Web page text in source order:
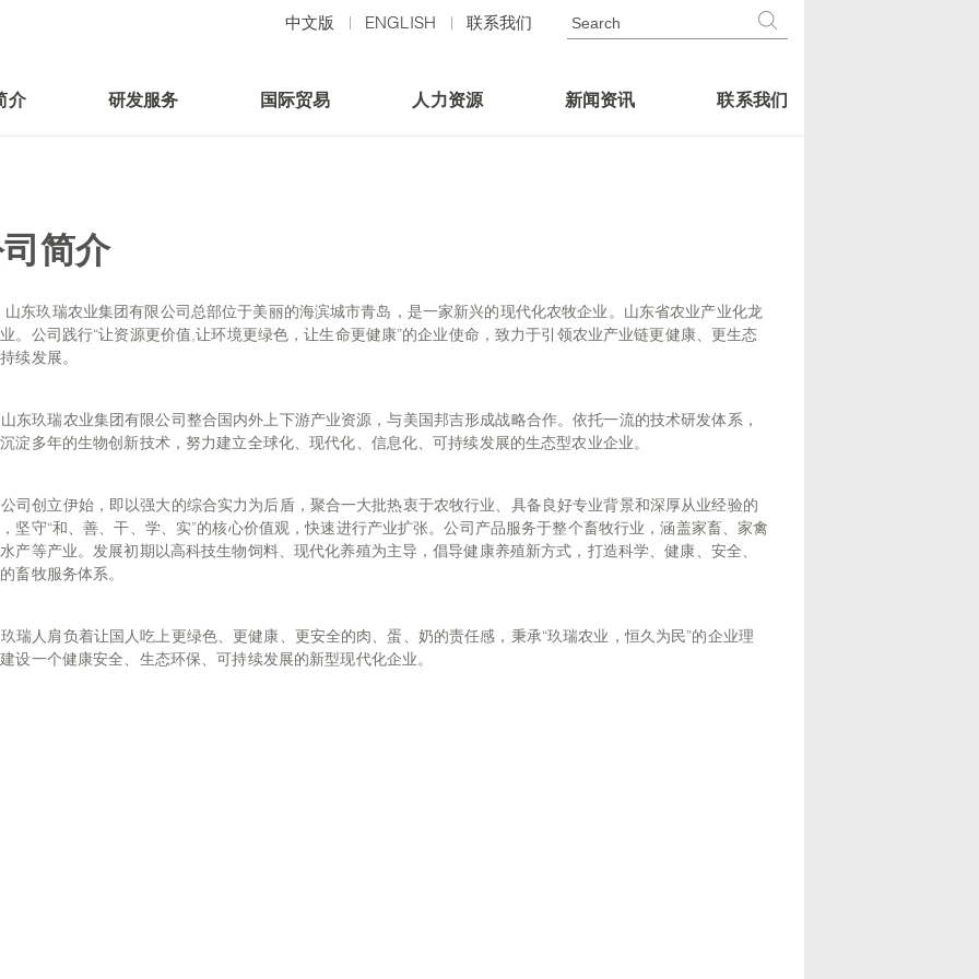
中文版 ENGLISH 联系我们
Search
Search
介 研发服务 国际贸易 人力资源 新闻资讯 联系我们
简介
玖瑞农业集团有限公司总部位于美丽的海滨城市青岛，是一家新兴的现代化农牧企业。山东省农业产业化龙
。公司践行“让资源更价值,让环境更绿色，让生命更健康”的企业使命，致力于引领农业产业链更健康、更生态
续发展。
玖瑞农业集团有限公司整合国内外上下游产业资源，与美国邦吉形成战略合作。依托一流的技术研发体系，
淀多年的生物创新技术，努力建立全球化、现代化、信息化、可持续发展的生态型农业企业。
创立伊始，即以强大的综合实力为后盾，聚合一大批热衷于农牧行业、具备良好专业背景和深厚从业经验的
坚守“和、善、干、学、实”的核心价值观，快速进行产业扩张。公司产品服务于整个畜牧行业，涵盖家畜、家禽
产等产业。发展初期以高科技生物饲料、现代化养殖为主导，倡导健康养殖新方式，打造科学、健康、安全、
畜牧服务体系。
人肩负着让国人吃上更绿色、更健康、更安全的肉、蛋、奶的责任感，秉承“玖瑞农业，恒久为民”的企业理
设一个健康安全、生态环保、可持续发展的新型现代化企业。